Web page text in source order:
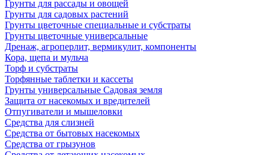
Грунты для рассады и овощей
Грунты для садовых растений
Грунты цветочные специальные и субстраты
Грунты цветочные универсальные
Дренаж, агроперлит, вермикулит, компоненты
Кора, щепа и мульча
Торф и субстраты
Торфянные таблетки и кассеты
Грунты универсальные Садовая земля
Защита от насекомых и вредителей
Отпугиватели и мышеловки
Средства для слизней
Средства от бытовых насекомых
Средства от грызунов